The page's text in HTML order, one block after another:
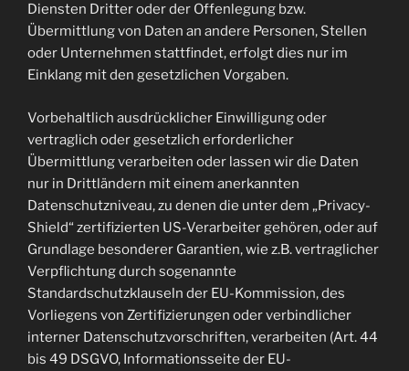
Diensten Dritter oder der Offenlegung bzw.
Übermittlung von Daten an andere Personen, Stellen
oder Unternehmen stattfindet, erfolgt dies nur im
Einklang mit den gesetzlichen Vorgaben.
Vorbehaltlich ausdrücklicher Einwilligung oder
vertraglich oder gesetzlich erforderlicher
Übermittlung verarbeiten oder lassen wir die Daten
nur in Drittländern mit einem anerkannten
Datenschutzniveau, zu denen die unter dem „Privacy-
Shield“ zertifizierten US-Verarbeiter gehören, oder auf
Grundlage besonderer Garantien, wie z.B. vertraglicher
Verpflichtung durch sogenannte
Standardschutzklauseln der EU-Kommission, des
Vorliegens von Zertifizierungen oder verbindlicher
interner Datenschutzvorschriften, verarbeiten (Art. 44
bis 49 DSGVO, Informationsseite der EU-